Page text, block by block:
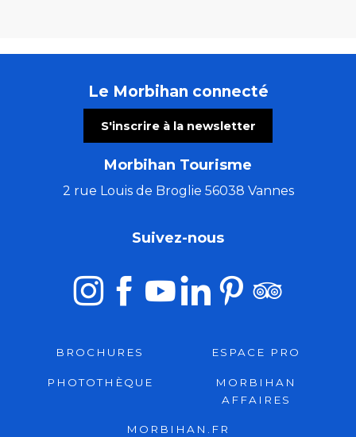
Le Morbihan connecté
S'inscrire à la newsletter
Morbihan Tourisme
2 rue Louis de Broglie 56038 Vannes
Suivez-nous
BROCHURES ESPACE PRO
PHOTOTHÈQUE
MORBIHAN
AFFAIRES
MORBIHAN.FR